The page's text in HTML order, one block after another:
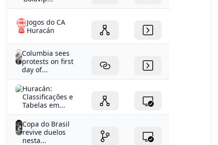
Columbia sees
protests on first
day of...
Huracán:
Classificações e
Tabelas em...
Copa do Brasil
revive duelos
nesta...
arg.1
Classificação
2024 - ESPN